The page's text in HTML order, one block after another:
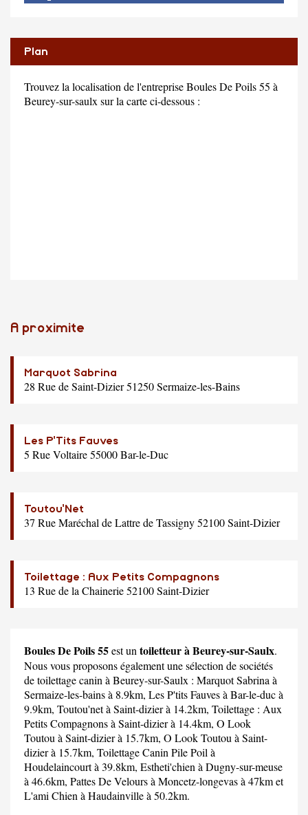
Plan
Trouvez la localisation de l'entreprise Boules De Poils 55 à
Beurey-sur-saulx sur la carte ci-dessous :
A proximite
Marquot Sabrina
28 Rue de Saint-Dizier 51250 Sermaize-les-Bains
Les P'Tits Fauves
5 Rue Voltaire 55000 Bar-le-Duc
Toutou'Net
37 Rue Maréchal de Lattre de Tassigny 52100 Saint-Dizier
Toilettage : Aux Petits Compagnons
13 Rue de la Chainerie 52100 Saint-Dizier
Boules De Poils 55est un toiletteur à Beurey-sur-Saulx.
Nous vous proposons également une sélection de sociétés
de toilettage canin à Beurey-sur-Saulx : Marquot Sabrina à
Sermaize-les-bains à 8.9km, Les P'tits Fauvesà Bar-le-duc à
9.9km, Toutou'netà Saint-dizier à 14.2km, Toilettage : Aux
Petits Compagnonsà Saint-dizier à 14.4km, O Look
Toutou à Saint-dizier à 15.7km, O Look Toutou à Saint-
dizier à 15.7km, Toilettage Canin Pile Poil à
Houdelaincourt à 39.8km, Estheti'chien à Dugny-sur-meuse
à 46.6km, Pattes De Veloursà Moncetz-longevas à 47km et
L'ami Chien à Haudainville à 50.2km.